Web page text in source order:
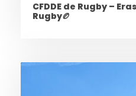
CFDDE de Rugby –
Rugby🏉